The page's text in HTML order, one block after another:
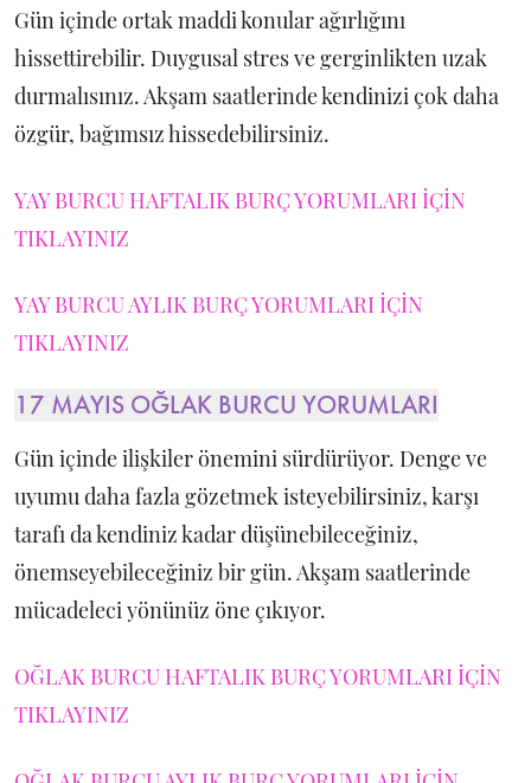
Gün içinde ortak maddi konular ağırlığını
hissettirebilir. Duygusal stres ve gerginlikten uzak
durmalısınız. Akşam saatlerinde kendinizi çok daha
özgür, bağımsız hissedebilirsiniz.
YAY BURCU HAFTALIK BURÇ YORUMLARI İÇİN
TIKLAYINIZ
YAY BURCU AYLIK BURÇ YORUMLARI İÇİN
TIKLAYINIZ
17 MAYIS OĞLAK BURCU YORUMLARI
Gün içinde ilişkiler önemini sürdürüyor. Denge ve
uyumu daha fazla gözetmek isteyebilirsiniz, karşı
tarafı da kendiniz kadar düşünebileceğiniz,
önemseyebileceğiniz bir gün. Akşam saatlerinde
mücadeleci yönünüz öne çıkıyor.
OĞLAK BURCU HAFTALIK BURÇ YORUMLARI İÇİN
TIKLAYINIZ